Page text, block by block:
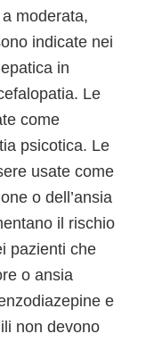
moderata,
indicate nei
in
Le
come
psicotica. Le
usate come
o dell’ansia
il rischio
pazienti che
o ansia
e
non devono